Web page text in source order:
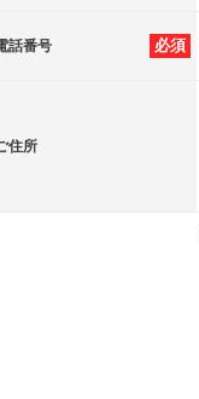
必須
話番号
住所